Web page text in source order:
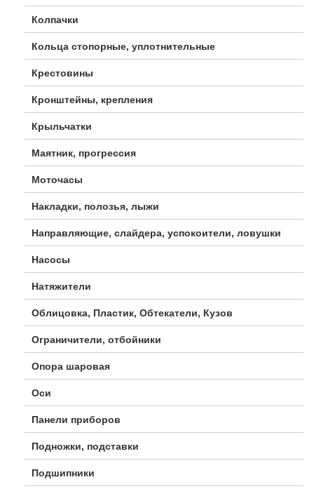
Колпачки
Кольца стопорные, уплотнительные
Крестовины
Кронштейны, крепления
Крыльчатки
Маятник, прогрессия
Моточасы
Накладки, полозья, лыжи
Направляющие, слайдера, успокоители, ловушки
Насосы
Натяжители
Облицовка, Пластик, Обтекатели, Кузов
Ограничители, отбойники
Опора шаровая
Оси
Панели приборов
Подножки, подставки
Подшипники